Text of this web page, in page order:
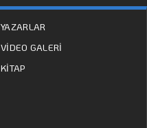
YAZARLAR
VİDEO GALERİ
KİTAP